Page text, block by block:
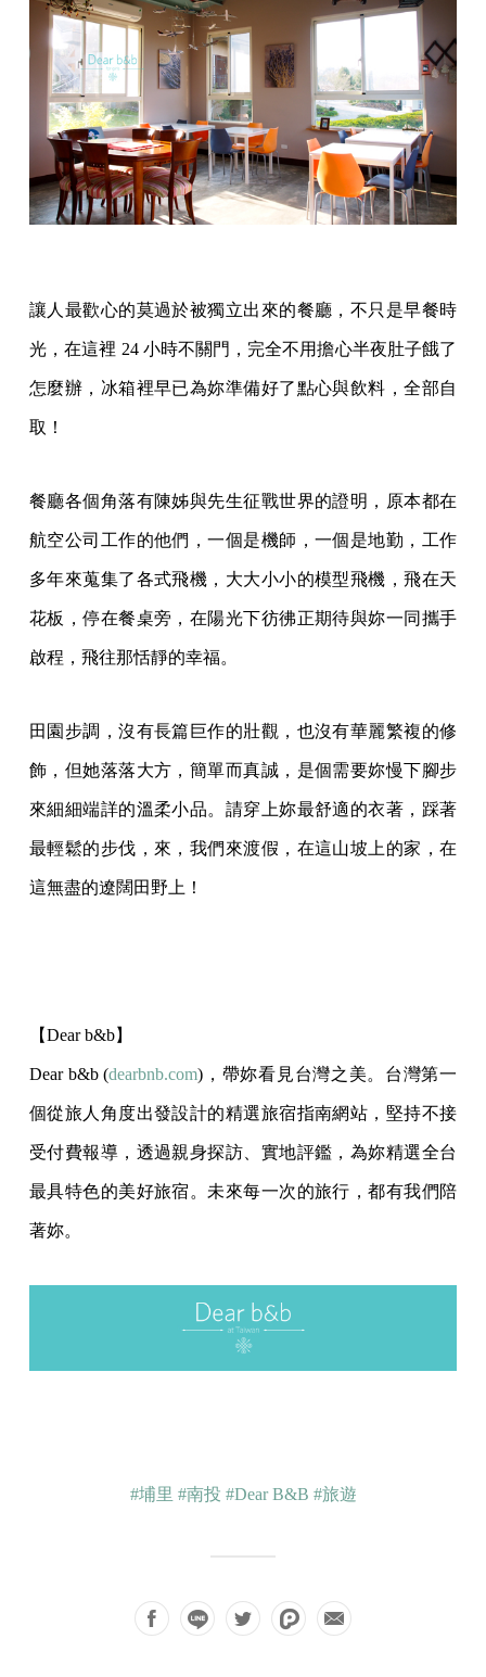
讓人最歡心的莫過於被獨立出來的餐廳，不只是早餐時
光，在這裡 24 小時不關門，完全不用擔心半夜肚子餓了
怎麼辦，冰箱裡早已為妳準備好了點心與飲料，全部自
取！
餐廳各個角落有陳姊與先生征戰世界的證明，原本都在
航空公司工作的他們，一個是機師，一個是地勤，工作
多年來蒐集了各式飛機，大大小小的模型飛機，飛在天
花板，停在餐桌旁，在陽光下彷彿正期待與妳一同攜手
啟程，飛往那恬靜的幸福。
田園步調，沒有長篇巨作的壯觀，也沒有華麗繁複的修
飾，但她落落大方，簡單而真誠，是個需要妳慢下腳步
來細細端詳的溫柔小品。請穿上妳最舒適的衣著，踩著
最輕鬆的步伐，來，我們來渡假，在這山坡上的家，在
這無盡的遼闊田野上！
【Dear b&b】
Dear b&b (dearbnb.com)，帶妳看見台灣之美。台灣第一
個從旅人角度出發設計的精選旅宿指南網站，堅持不接
受付費報導，透過親身探訪、實地評鑑，為妳精選全台
最具特色的美好旅宿。未來每一次的旅行，都有我們陪
著妳。
#埔里 #南投 #Dear B&B #旅遊